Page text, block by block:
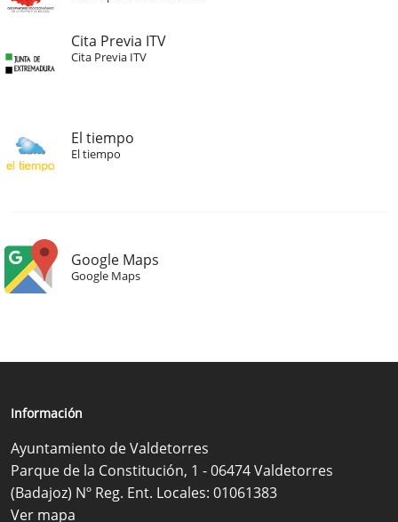
Cita Previa ITV
Cita Previa ITV
El tiempo
El tiempo
Google Maps
Google Maps
Información
Ayuntamiento de Valdetorres
Parque de la Constitución, 1 - 06474 Valdetorres
(Badajoz) Nº Reg. Ent. Locales: 01061383
Ver mapa